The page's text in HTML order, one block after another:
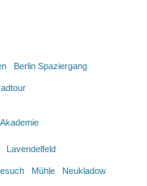
Berlin Spaziergang
Lavendelfeld
Mühle Neukladow